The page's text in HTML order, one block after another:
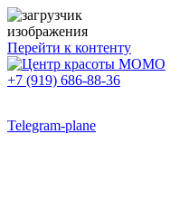
Перейти к контенту
+7 (919) 686-88-36
Telegram-plane